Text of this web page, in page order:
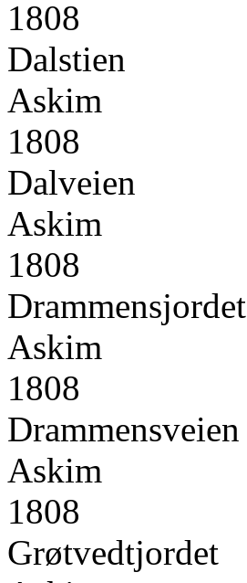
1808
Dalstien
Askim
1808
Dalveien
Askim
1808
Drammensjordet
Askim
1808
Drammensveien
Askim
1808
Grøtvedtjordet